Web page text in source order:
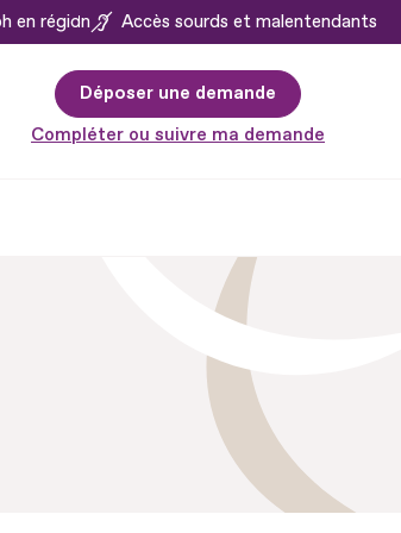
en région Accès sourds et malentendants
Déposer une demande
Compléter ou suivre ma demande